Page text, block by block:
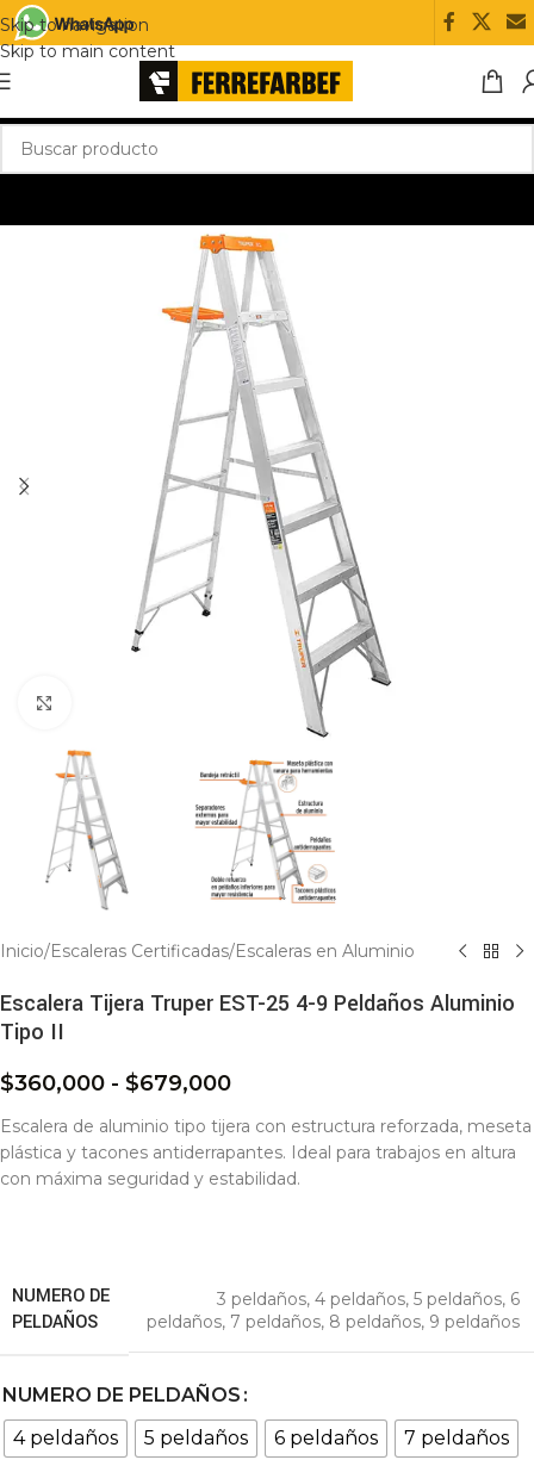
Skip to navigation
Skip to main content
Inicio/Escaleras Certificadas/Escaleras en Aluminio
Escalera Tijera Truper EST-25 4-9 Peldaños Aluminio
Tipo II
$360,000 - $679,000
Escalera de aluminio tipo tijera con estructura reforzada, meseta
plástica y tacones antiderrapantes. Ideal para trabajos en altura
con máxima seguridad y estabilidad.
NUMERO DE
PELDAÑOS
3 peldaños, 4 peldaños, 5 peldaños, 6
peldaños, 7 peldaños, 8 peldaños, 9 peldaños
NUMERO DE PELDAÑOS
4 peldaños
5 peldaños 6 peldaños
7 peldaños